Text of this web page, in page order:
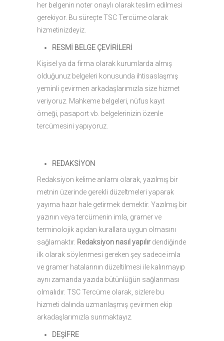
her belgenin noter onaylı olarak teslim edilmesi
gerekiyor. Bu süreçte TSC Tercüme olarak
hizmetinizdeyiz.
RESMİ BELGE ÇEVİRİLERİ
Kişisel ya da firma olarak kurumlarda almış
olduğunuz belgeleri konusunda ihtisaslaşmış
yeminli çevirmen arkadaşlarımızla size hizmet
veriyoruz. Mahkeme belgeleri, nüfus kayıt
örneği, pasaport vb. belgelerinizin özenle
tercümesini yapıyoruz.
REDAKSİYON
Redaksiyon kelime anlamı olarak, yazılmış bir
metnin üzerinde gerekli düzeltmeleri yaparak
yayıma hazır hale getirmek demektir. Yazılmış bir
yazının veya tercümenin imla, gramer ve
terminolojik açıdan kurallara uygun olmasını
sağlamaktır. Redaksiyon nasıl yapılır dendiğinde
ilk olarak söylenmesi gereken şey sadece imla
ve gramer hatalarının düzeltilmesi ile kalınmayıp
aynı zamanda yazıda bütünlüğün sağlanması
olmalıdır. TSC Tercüme olarak, sizlere bu
hizmeti dalında uzmanlaşmış çevirmen ekip
arkadaşlarımızla sunmaktayız.
DEŞİFRE